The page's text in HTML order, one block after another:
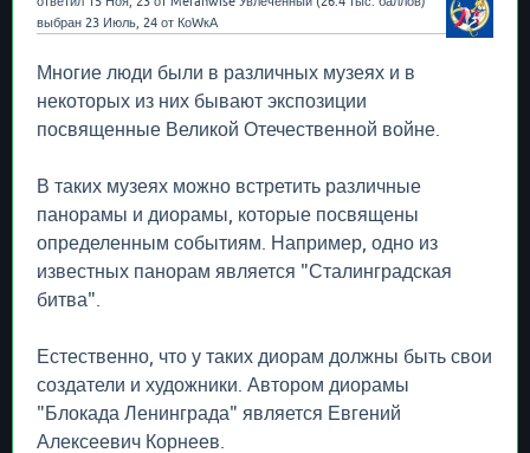
выбран 23 Июль, 24 от КоWкА
Многие люди были в различных музеях и в
некоторых из них бывают экспозиции
посвященные Великой Отечественной войне.
В таких музеях можно встретить различные
панорамы и диорамы, которые посвящены
определенным событиям. Например, одно из
известных панорам является "Сталинградская
битва".
Естественно, что у таких диорам должны быть свои
создатели и художники. Автором диорамы
"Блокада Ленинграда" является Евгений
Алексеевич Корнеев.